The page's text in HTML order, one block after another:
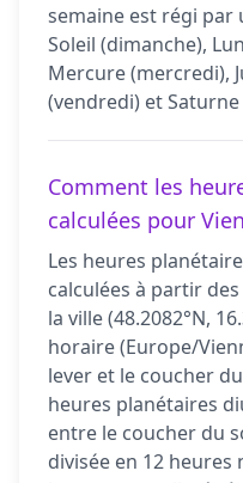
semaine est régi par
Soleil (dimanche),
Mercure (mercredi),
(vendredi) et Saturne
Comment les
calculées pour
Les heures
calculées à partir
la ville (48.2082°N,
horaire (Europe/
lever et le coucher
heures planétaires
entre le coucher du
divisée en 12 heures